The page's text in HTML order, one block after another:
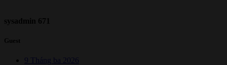
sysadmin 671
Guest
9 Tháng ba 2026